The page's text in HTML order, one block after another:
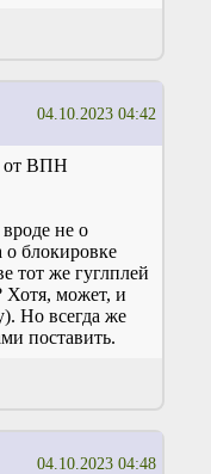
04.10.2023 04:42
от ВПН
не о
о блокировке
тот же гуглплей
Хотя, может, и
Но всегда же
поставить.
04.10.2023 04:48